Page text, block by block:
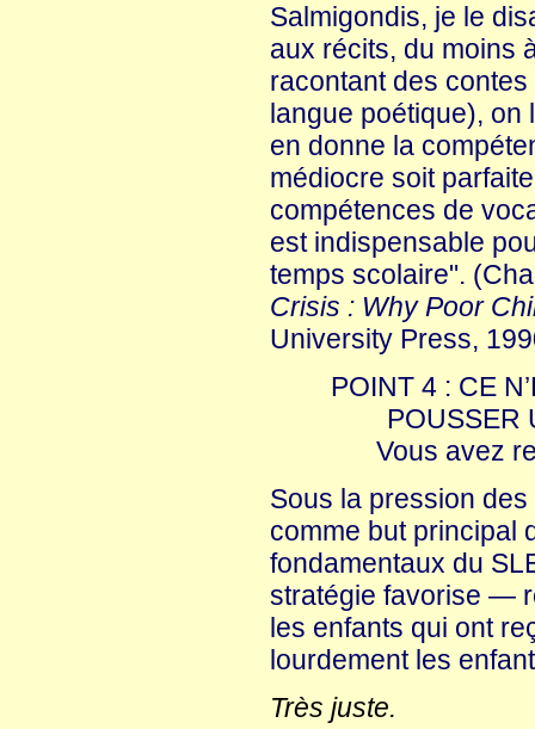
Salmigondis, je le
aux récits, du moins
racontant des
langue poétique),
en donne la
médiocre soit
compétences de
est indispensable
temps scolaire".
Crisis : Why Poor
University Press,
POINT 4 : CE
POUSSER
Vous avez
Sous la pression des
comme but principal
fondamentaux du
stratégie favorise —
les enfants qui ont
lourdement les
Très juste.